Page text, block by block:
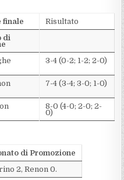
finale
Risultato
di
3-4 (0-2; 1-2; 2-0)
7-4 (3-4; 3-0; 1-0)
8-0 (4-0; 2-0; 2-
0)
di Promozione
2, Renon 0.